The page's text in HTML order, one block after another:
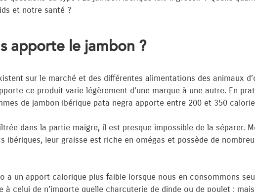
et notre santé ?
apporte le jambon ?
sur le marché et des différentes alimentations des animaux
ce produit varie légèrement d’une marque à une autre. En
de jambon ibérique pata negra apporte entre 200 et 350
dans la partie maigre, il est presque impossible de la séparer.
ibériques, leur graisse est riche en omégas et possède de
a un apport calorique plus faible lorsque nous en consommons
celui de n’importe quelle charcuterie de dinde ou de poulet ;